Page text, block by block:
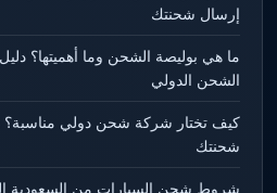
إرسال شحنتك
ما هي بوليصة الشحن وما أهميتها؟
الشحن الدولي
كيف تختار شركة شحن دولي مناسبة؟
شحنتك
شروط شحن السيارات من السعودية